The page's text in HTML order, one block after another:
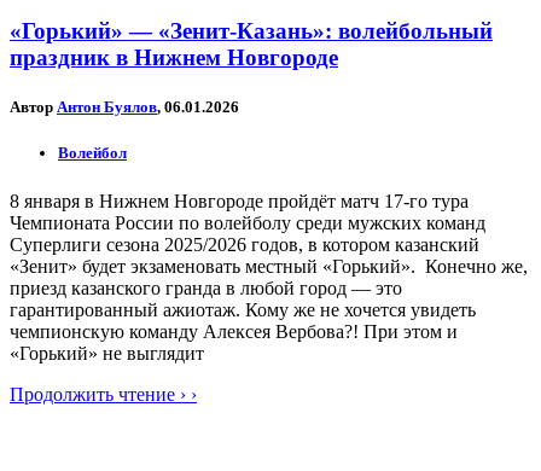
«Горький» — «Зенит-Казань»: волейбольный
праздник в Нижнем Новгороде
Автор Антон Буялов, 06.01.2026
Волейбол
8 января в Нижнем Новгороде пройдёт матч 17-го тура
Чемпионата России по волейболу среди мужских команд
Суперлиги сезона 2025/2026 годов, в котором казанский
«Зенит» будет экзаменовать местный «Горький». Конечно же,
приезд казанского гранда в любой город — это
гарантированный ажиотаж. Кому же не хочется увидеть
чемпионскую команду Алексея Вербова?! При этом и
«Горький» не выглядит
Продолжить чтение › ›